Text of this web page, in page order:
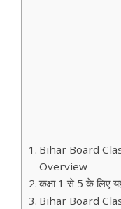
Bihar Board
Overview
कक्षा 1 से 5 के लिए
Bihar Board